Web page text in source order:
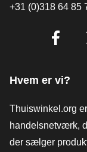
+31 (0)318 64 85
Hvem er vi?
Thuiswinkel.org
handelsnetværk,
der sælger